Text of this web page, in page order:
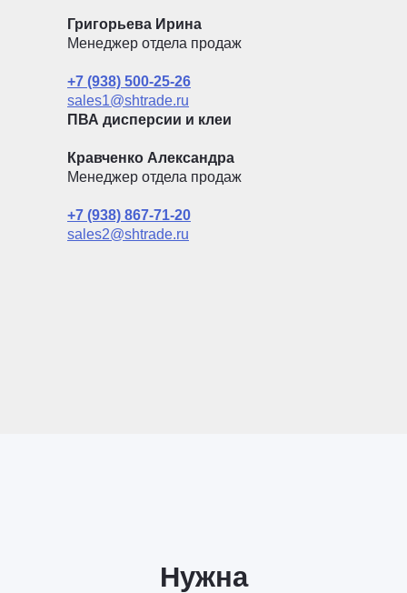
Григорьева Ирина
Менеджер отдела продаж
+7 (938) 500-25-26
sales1@shtrade.ru
ПВА дисперсии и клеи
Кравченко Александра
Менеджер отдела продаж
+7 (938) 867-71-20
sales2@shtrade.ru
Нужна